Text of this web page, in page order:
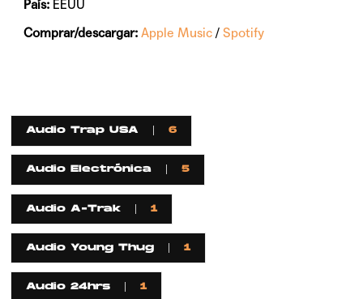
País: EEUU
Comprar/descargar: Apple Music /Spotify
Audio Trap USA 6
Audio Electrónica 5
Audio A-Trak 1
Audio Young Thug 1
Audio 24hrs 1